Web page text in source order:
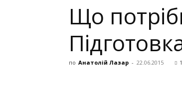
Що
по Анатолій Лазар - 22.06.2015 1